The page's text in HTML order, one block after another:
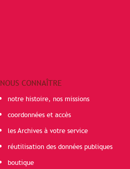
NOUS CONNAÎTRE
notre histoire, nos missions
coordonnées et accès
les Archives à votre service
réutilisation des données publiques
boutique